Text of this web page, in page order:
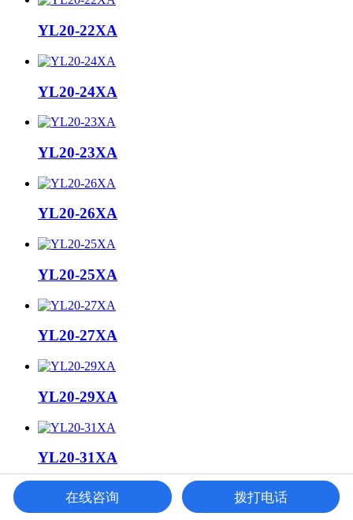
YL20-22XA
YL20-24XA
YL20-23XA
YL20-26XA
YL20-25XA
YL20-27XA
YL20-29XA
YL20-31XA
在线咨询 拨打电话